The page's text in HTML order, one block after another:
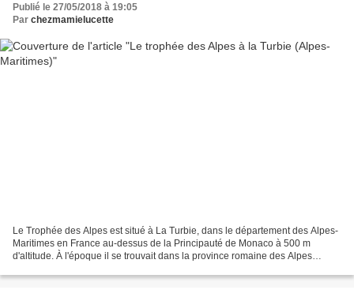
Publié le 27/05/2018 à 19:05
Par chezmamielucette
Le Trophée des Alpes est situé à La Turbie, dans le département des Alpes-
Maritimes en France au-dessus de la Principauté de Monaco à 500 m
d'altitude. À l'époque il se trouvait dans la province romaine des Alpes